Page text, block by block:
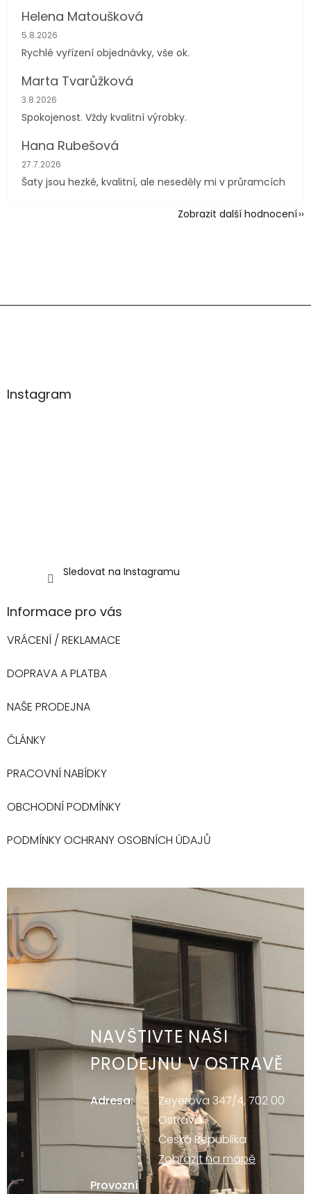
Helena Matoušková
Hodnocení obchodu je 5 z 5 hvězdiček.
5.8.2026
Rychlé vyřízení objednávky, vše ok.
Marta Tvarůžková
Hodnocení obchodu je 5 z 5 hvězdiček.
3.8.2026
Spokojenost. Vždy kvalitní výrobky.
Hana Rubešová
Hodnocení obchodu je 4 z 5 hvězdiček.
27.7.2026
Šaty jsou hezké, kvalitní, ale neseděly mi v průramcích
Zobrazit další hodnocení
p
Instagram
Sledovat na Instagramu
Informace pro vás
VRÁCENÍ / REKLAMACE
DOPRAVA A PLATBA
NAŠE PRODEJNA
ČLÁNKY
PRACOVNÍ NABÍDKY
OBCHODNÍ PODMÍNKY
PODMÍNKY OCHRANY OSOBNÍCH ÚDAJŮ
NAVŠTIVTE NAŠI
PRODEJNU V OSTRAVĚ
Adresa:
Zeyerova 347/4, 702 00
Ostrava
Česká Republika
Zobrazit na mapě
Provozní